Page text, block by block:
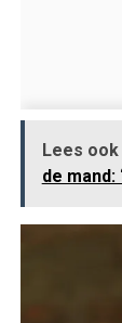
Lees ook
de mand: